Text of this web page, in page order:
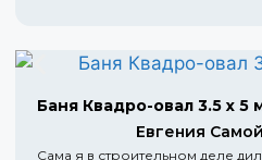
Баня Квадро-овал 3.5 х 5
Евгения
Сама я в строительном деле